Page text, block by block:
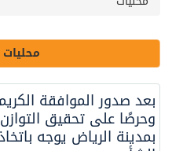
محليات
بعد صدور الموافقة
وحرصًا على تحقيق
بمدينة الرياض يوجه